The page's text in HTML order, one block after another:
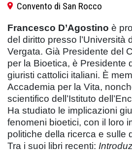
Convento di San Rocco
Francesco D’Agostino è
del diritto presso l’Università
Vergata. Già Presidente del
per la Bioetica, è Presidente
giuristi cattolici italiani. È
Accademia per la Vita,
scientifico dell’Istituto
Ha studiato le implicazioni
fenomeni bioetici, con il loro
politiche della ricerca e sulle
Tra i suoi libri recenti: